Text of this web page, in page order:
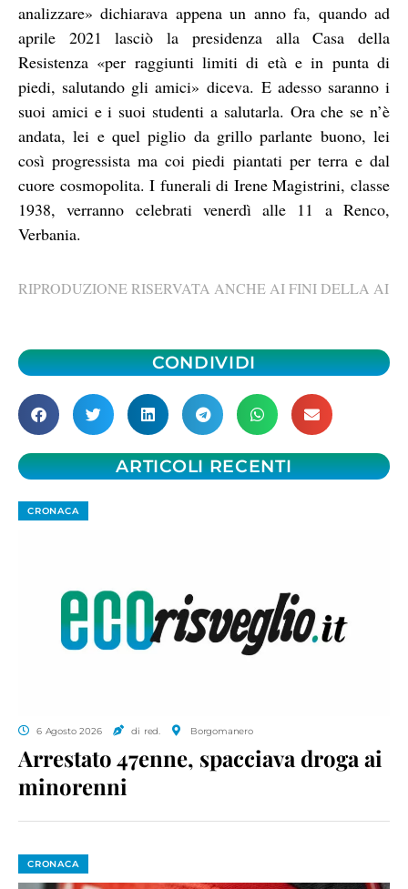
analizzare» dichiarava appena un anno fa, quando ad
aprile 2021 lasciò la presidenza alla Casa della
Resistenza «per raggiunti limiti di età e in punta di
piedi, salutando gli amici» diceva. E adesso saranno i
suoi amici e i suoi studenti a salutarla. Ora che se n’è
andata, lei e quel piglio da grillo parlante buono, lei
così progressista ma coi piedi piantati per terra e dal
cuore cosmopolita. I funerali di Irene Magistrini, classe
1938, verranno celebrati venerdì alle 11 a Renco,
Verbania.
RIPRODUZIONE RISERVATA ANCHE AI FINI DELLA AI
CONDIVIDI
ARTICOLI RECENTI
CRONACA
6 Agosto 2026 di red. Borgomanero
Arrestato 47enne, spacciava droga ai
minorenni
CRONACA